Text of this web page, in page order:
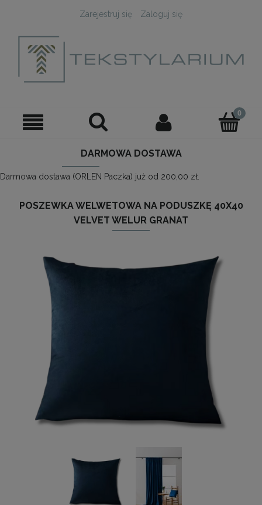
Zarejestruj się Zaloguj się
DARMOWA DOSTAWA
Darmowa dostawa (ORLEN Paczka) już od 200,00 zł.
POSZEWKA WELWETOWA NA PODUSZKĘ 40X40
VELVET WELUR GRANAT